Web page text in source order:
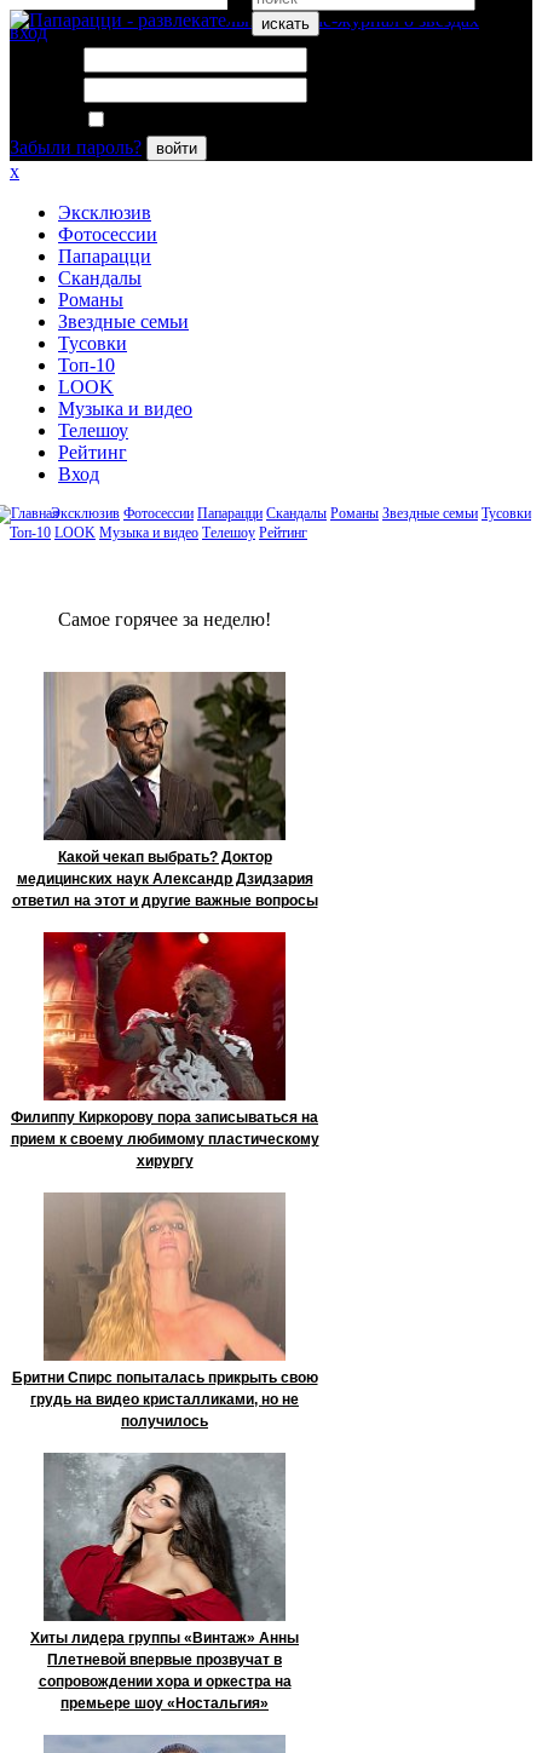
искать
вход
Забыли пароль?
войти
x
Эксклюзив
Фотосессии
Папарацци
Скандалы
Романы
Звездные семьи
Тусовки
Топ-10
LOOK
Музыка и видео
Телешоу
Рейтинг
Вход
Эксклюзив Фотосессии Папарацци Скандалы Романы Звездные семьи Тусовки
Топ-10 LOOK Музыка и видео Телешоу Рейтинг
Сaмое гoрячее за неделю!
Какой чекап выбрать? Доктор
медицинских наук Александр Дзидзария
ответил на этот и другие важные вопросы
Филиппу Киркорову пора записываться на
прием к своему любимому пластическому
хирургу
Бритни Спирс попыталась прикрыть свою
грудь на видео кристалликами, но не
получилось
Хиты лидера группы «Винтаж» Анны
Плетневой впервые прозвучат в
сопровождении хора и оркестра на
премьере шоу «Ностальгия»